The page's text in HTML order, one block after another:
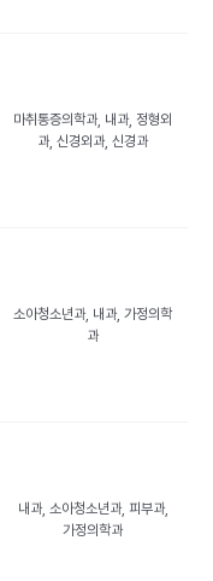
마취통증의학과, 내과, 정형외
과, 신경외과, 신경과
소아청소년과, 내과, 가정의학
과
내과, 소아청소년과, 피부과,
가정의학과